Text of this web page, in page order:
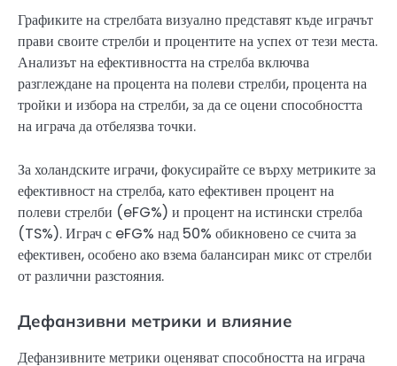
Графиките на стрелбата визуално представят къде играчът
прави своите стрелби и процентите на успех от тези места.
Анализът на ефективността на стрелба включва
разглеждане на процента на полеви стрелби, процента на
тройки и избора на стрелби, за да се оцени способността
на играча да отбелязва точки.
За холандските играчи, фокусирайте се върху метриките за
ефективност на стрелба, като ефективен процент на
полеви стрелби (eFG%) и процент на истински стрелба
(TS%). Играч с eFG% над 50% обикновено се счита за
ефективен, особено ако взема балансиран микс от стрелби
от различни разстояния.
Дефанзивни метрики и влияние
Дефанзивните метрики оценяват способността на играча